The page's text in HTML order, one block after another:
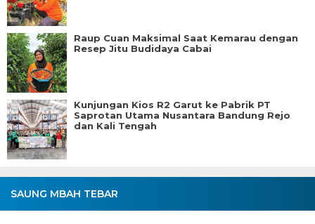
Raup Cuan Maksimal Saat Kemarau dengan
Resep Jitu Budidaya Cabai
Kunjungan Kios R2 Garut ke Pabrik PT
Saprotan Utama Nusantara Bandung Rejo
dan Kali Tengah
SAUNG MBAH TEBAR